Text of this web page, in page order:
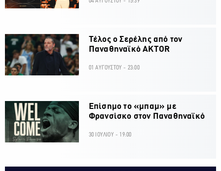
Τέλος ο Σερέλης από τον
Παναθηναϊκό AKTOR
01 ΑΥΓΟΥΣΤΟΥ - 23:00
Επίσημο το «μπαμ» με
Φρανσίσκο στον Παναθηναϊκό
30 ΙΟΥΛΙΟΥ - 19:00